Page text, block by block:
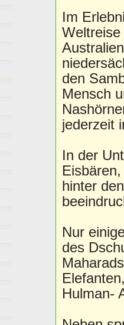
Im
den
Mensch
jederzeit
In der
hinter
Nur
des
Hulman-